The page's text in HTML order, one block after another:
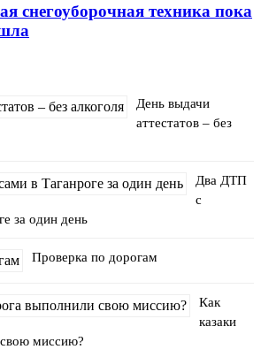
снегоуборочная техника пока
День выдачи
аттестатов – без
Два ДТП
с
за один день
Проверка по дорогам
Как
казаки
миссию?